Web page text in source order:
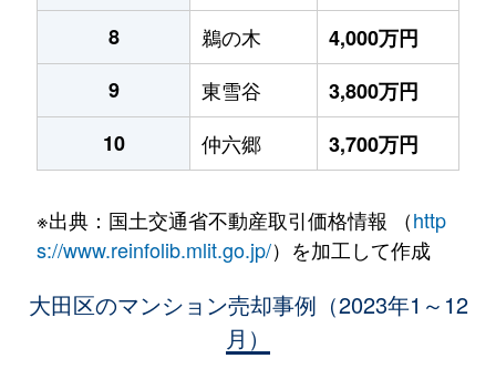
8
鵜の木
4,000万円
9
東雪谷
3,800万円
10
仲六郷 3,700万円
※出典：国土交通省不動産取引価格情報 （http
s://www.reinfolib.mlit.go.jp/）を加工して作成
大田区のマンション売却事例（2023年1～12
月）